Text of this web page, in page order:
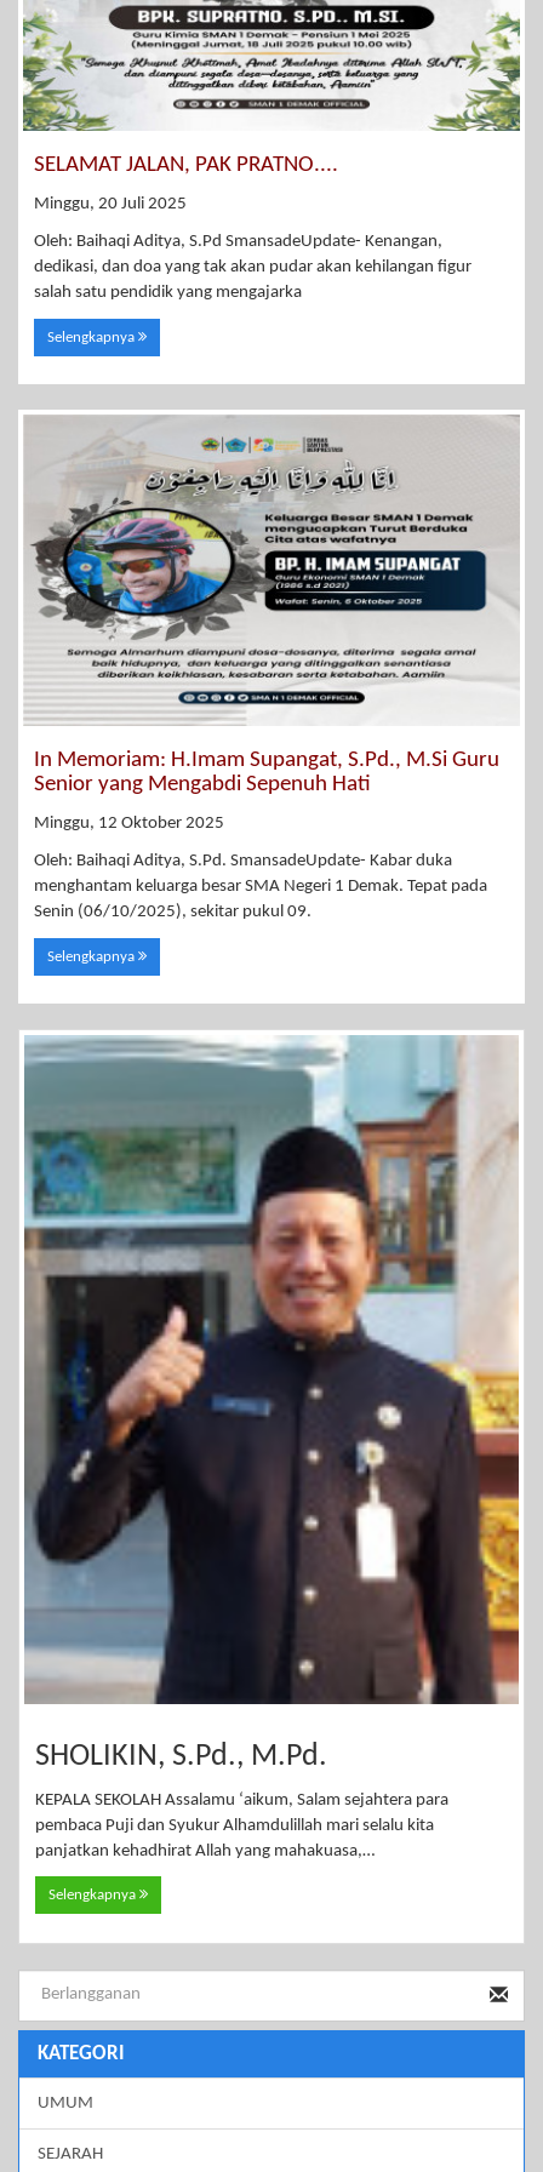
SELAMAT JALAN, PAK PRATNO....
Minggu, 20 Juli 2025
Oleh: Baihaqi Aditya, S.Pd SmansadeUpdate- Kenangan,
dedikasi, dan doa yang tak akan pudar akan kehilangan figur
salah satu pendidik yang mengajarka
Selengkapnya
In Memoriam: H.Imam Supangat, S.Pd., M.Si Guru
Senior yang Mengabdi Sepenuh Hati
Minggu, 12 Oktober 2025
Oleh: Baihaqi Aditya, S.Pd. SmansadeUpdate- Kabar duka
menghantam keluarga besar SMA Negeri 1 Demak. Tepat pada
Senin (06/10/2025), sekitar pukul 09.
Selengkapnya
SHOLIKIN, S.Pd., M.Pd.
KEPALA SEKOLAH Assalamu ‘aikum, Salam sejahtera para
pembaca Puji dan Syukur Alhamdulillah mari selalu kita
panjatkan kehadhirat Allah yang mahakuasa,…
Selengkapnya
KATEGORI
UMUM
SEJARAH